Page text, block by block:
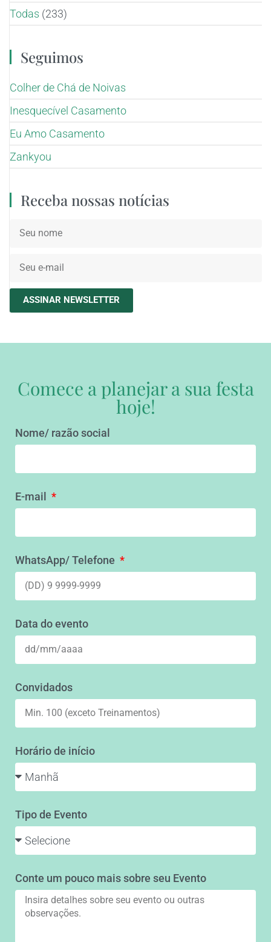
Todas (233)
Seguimos
Colher de Chá de Noivas
Inesquecível Casamento
Eu Amo Casamento
Zankyou
Receba nossas notícias
ASSINAR NEWSLETTER
Comece a planejar a sua festa
hoje!
Nome/ razão social
E-mail
WhatsApp/ Telefone
Data do evento
Convidados
Horário de início
Tipo de Evento
Conte um pouco mais sobre seu Evento